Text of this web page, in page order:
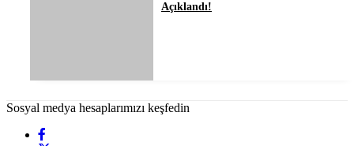
Açıklandı!
Sosyal medya hesaplarımızı keşfedin